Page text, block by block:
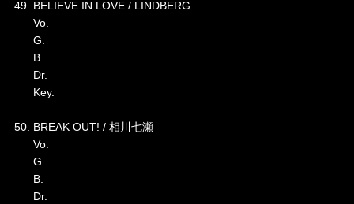
49. BELIEVE IN LOVE / LINDBERG
Vo.
G.
B.
Dr.
Key.
50. BREAK OUT! / 相川七瀬
Vo.
G.
B.
Dr.